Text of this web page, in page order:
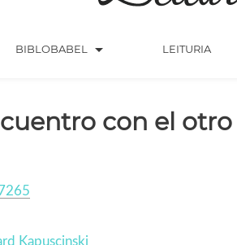
BIBLOBABEL arrow_drop_down LEITURIA
con el otro
Kapuscinski